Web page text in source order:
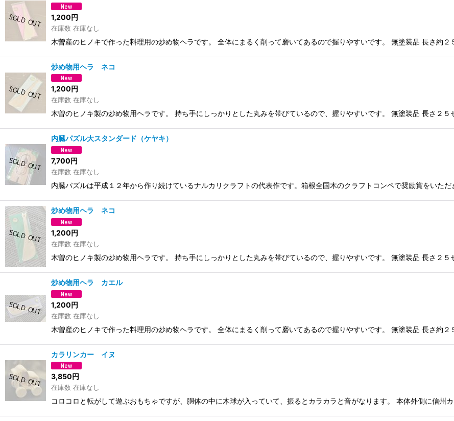
1,200円
在庫数 在庫なし
木曽産のヒノキで作った料理用の炒め物ヘラです。 全体にまるく削って磨いてあるので握りやすいです。 無塗装品 長さ約２
炒め物用ヘラ ネコ
1,200円
在庫数 在庫なし
木曽のヒノキ製の炒め物用ヘラです。 持ち手にしっかりとした丸みを帯びているので、握りやすいです。 無塗装品 長さ２５
内臓パズル大スタンダード（ケヤキ）
7,700円
在庫数 在庫なし
内臓パズルは平成１２年から作り続けているナルカリクラフトの代表作です。箱根全国木のクラフトコンペで奨励賞をいた
炒め物用ヘラ ネコ
1,200円
在庫数 在庫なし
木曽のヒノキ製の炒め物用ヘラです。 持ち手にしっかりとした丸みを帯びているので、握りやすいです。 無塗装品 長さ２５
炒め物用ヘラ カエル
1,200円
在庫数 在庫なし
木曽産のヒノキで作った料理用の炒め物ヘラです。 全体にまるく削って磨いてあるので握りやすいです。 無塗装品 長さ約２
カラリンカー イヌ
3,850円
在庫数 在庫なし
コロコロと転がして遊ぶおもちゃですが、胴体の中に木球が入っていて、振るとカラカラと音がなります。 本体外側に信州